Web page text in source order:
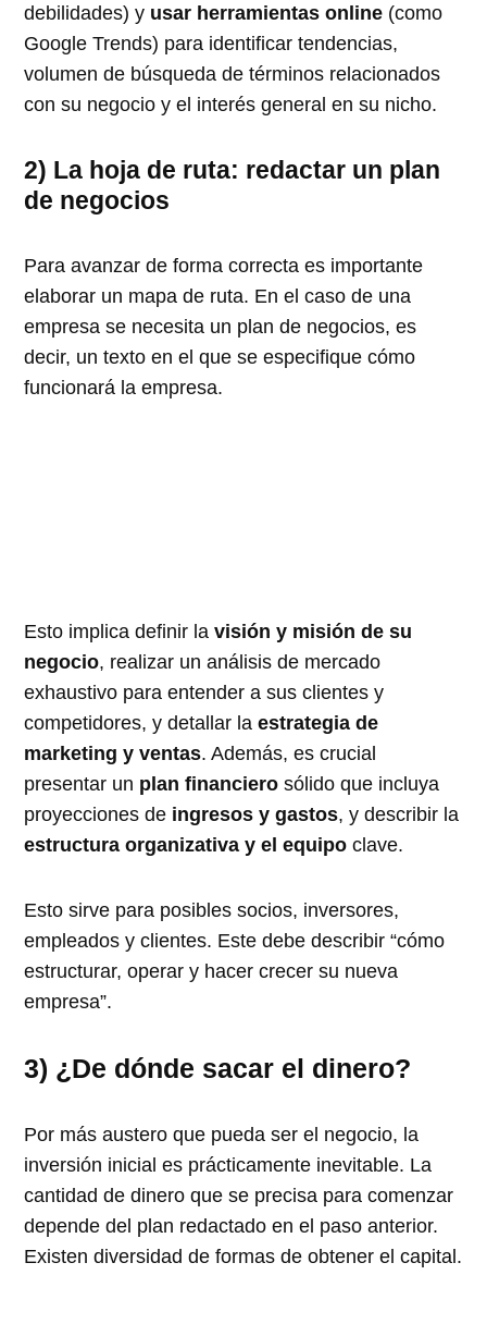
debilidades) y usar herramientas online (como
Google Trends) para identificar tendencias,
volumen de búsqueda de términos relacionados
con su negocio y el interés general en su nicho.
2) La hoja de ruta: redactar un plan
de negocios
Para avanzar de forma correcta es importante
elaborar un mapa de ruta. En el caso de una
empresa se necesita un plan de negocios, es
decir, un texto en el que se especifique cómo
funcionará la empresa.
Esto implica definir lavisión y misión de su
negocio, realizar un análisis de mercado
exhaustivo para entender a sus clientes y
competidores, y detallar laestrategia de
marketing y ventas. Además, es crucial
presentar un plan financiero sólido que incluya
proyecciones de ingresos y gastos, y describir la
estructura organizativa y el equipo clave.
Esto sirve para posibles socios, inversores,
empleados y clientes. Este debe describir cómo
estructurar, operar y hacer crecer su nueva
empresa .
3) ¿De dónde sacar el dinero?
Por más austero que pueda ser el negocio, la
inversión inicial es prácticamente inevitable. La
cantidad de dinero que se precisa para comenzar
depende del plan redactado en el paso anterior.
Existen diversidad de formas de obtener el capital.